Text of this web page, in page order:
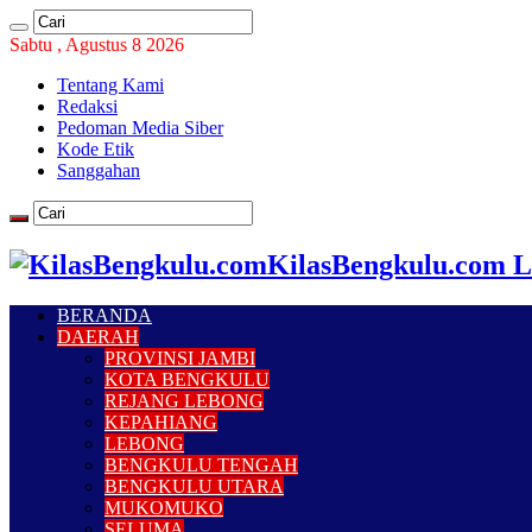
Sabtu , Agustus 8 2026
Tentang Kami
Redaksi
Pedoman Media Siber
Kode Etik
Sanggahan
KilasBengkulu.com
BERANDA
DAERAH
PROVINSI JAMBI
KOTA BENGKULU
REJANG LEBONG
KEPAHIANG
LEBONG
BENGKULU TENGAH
BENGKULU UTARA
MUKOMUKO